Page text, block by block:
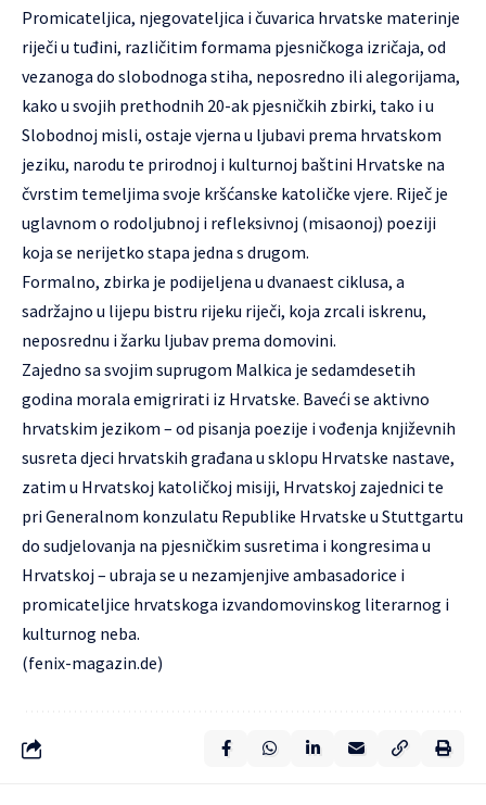
Promicateljica, njegovateljica i čuvarica hrvatske materinje
riječi u tuđini, različitim formama pjesničkoga izričaja, od
vezanoga do slobodnoga stiha, neposredno ili alegorijama,
kako u svojih prethodnih 20-ak pjesničkih zbirki, tako i u
Slobodnoj misli, ostaje vjerna u ljubavi prema hrvatskom
jeziku, narodu te prirodnoj i kulturnoj baštini Hrvatske na
čvrstim temeljima svoje kršćanske katoličke vjere. Riječ je
uglavnom o rodoljubnoj i refleksivnoj (misaonoj) poeziji
koja se nerijetko stapa jedna s drugom.
Formalno, zbirka je podijeljena u dvanaest ciklusa, a
sadržajno u lijepu bistru rijeku riječi, koja zrcali iskrenu,
neposrednu i žarku ljubav prema domovini.
Zajedno sa svojim suprugom Malkica je sedamdesetih
godina morala emigrirati iz Hrvatske. Baveći se aktivno
hrvatskim jezikom – od pisanja poezije i vođenja književnih
susreta djeci hrvatskih građana u sklopu Hrvatske nastave,
zatim u Hrvatskoj katoličkoj misiji, Hrvatskoj zajednici te
pri Generalnom konzulatu Republike Hrvatske u Stuttgartu
do sudjelovanja na pjesničkim susretima i kongresima u
Hrvatskoj – ubraja se u nezamjenjive ambasadorice i
promicateljice hrvatskoga izvandomovinskog literarnog i
kulturnog neba.
(fenix-magazin.de)